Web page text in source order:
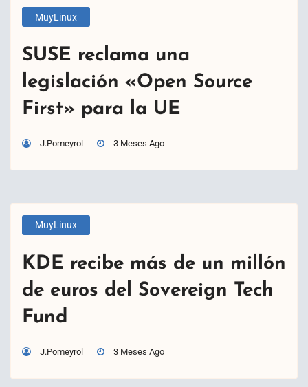
MuyLinux
SUSE reclama una
legislación «Open Source
First» para la UE
J.Pomeyrol 3 Meses Ago
MuyLinux
KDE recibe más de un millón
de euros del Sovereign Tech
Fund
J.Pomeyrol 3 Meses Ago